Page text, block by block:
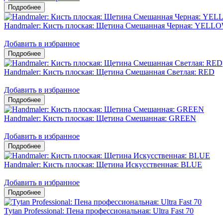
Handmaler: Кисть плоская: Щетина Смешанная Черная:
Добавить в избранное
Handmaler: Кисть плоская: Щетина Смешанная Светлая: RED
Добавить в избранное
Handmaler: Кисть плоская: Щетина Смешанная: GREEN
Добавить в избранное
Handmaler: Кисть плоская: Щетина Искусственная: BLUE
Добавить в избранное
Tytan Professional: Пена профессиональная: Ultra Fast 70